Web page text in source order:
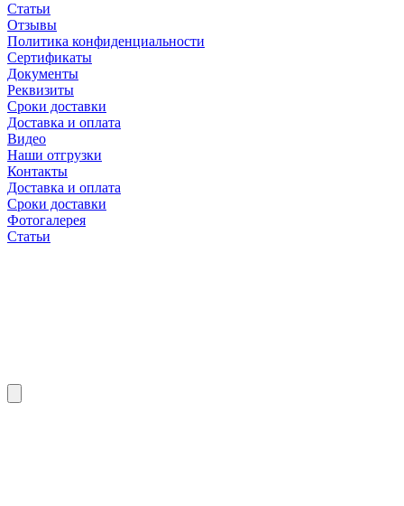
Статьи
Отзывы
Политика конфиденциальности
Сертификаты
Документы
Реквизиты
Сроки доставки
Доставка и оплата
Видео
Наши отгрузки
Контакты
Доставка и оплата
Сроки доставки
Фотогалерея
Статьи